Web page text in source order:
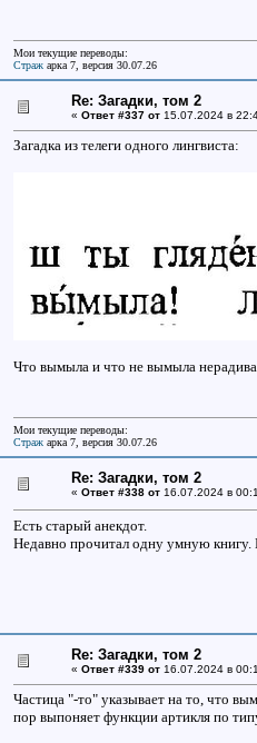
Мои текущие переводы:
Стражарка 7, версия 30.07.26
Re: Загадки, том 2
« Ответ #337 от15.07.2024 в
Загадка из телеги одного лингвиста:
Что вымыла и что не вымыла
Мои текущие переводы:
Стражарка 7, версия 30.07.26
Re: Загадки, том 2
« Ответ #338 от16.07.2024 в
Есть старый анекдот.
Недавно прочитал одну умную книгу.
Re: Загадки, том 2
« Ответ #339 от16.07.2024 в
Частица "-то" указывает на то, что
пор выпоняет функции артикля по